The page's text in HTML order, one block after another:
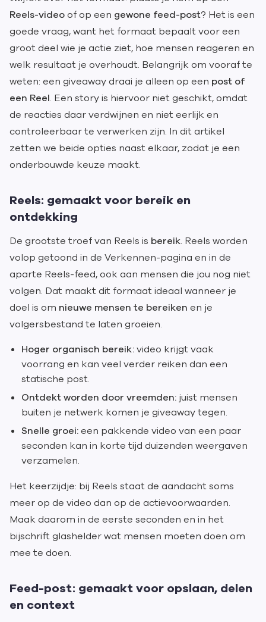
Reels-videoof op een gewone feed-post? Het is een
goede vraag, want het formaat bepaalt voor een
groot deel wie je actie ziet, hoe mensen reageren en
welk resultaat je overhoudt. Belangrijk om vooraf te
weten: een giveaway draai je alleen op een post of
een Reel. Een story is hiervoor niet geschikt, omdat
de reacties daar verdwijnen en niet eerlijk en
controleerbaar te verwerken zijn. In dit artikel
zetten we beide opties naast elkaar, zodat je een
onderbouwde keuze maakt.
Reels: gemaakt voor bereik en
ontdekking
De grootste troef van Reels is bereik. Reels worden
volop getoond in de Verkennen-pagina en in de
aparte Reels-feed, ook aan mensen die jou nog niet
volgen. Dat maakt dit formaat ideaal wanneer je
doel is om nieuwe mensen te bereiken en je
volgersbestand te laten groeien.
Hoger organisch bereik:video krijgt vaak
voorrang en kan veel verder reiken dan een
statische post.
Ontdekt worden door vreemden: juist mensen
buiten je netwerk komen je giveaway tegen.
Snelle groei:een pakkende video van een paar
seconden kan in korte tijd duizenden weergaven
verzamelen.
Het keerzijdje: bij Reels staat de aandacht soms
meer op de video dan op de actievoorwaarden.
Maak daarom in de eerste seconden en in het
bijschrift glashelder wat mensen moeten doen om
mee te doen.
Feed-post: gemaakt voor opslaan, delen
en context